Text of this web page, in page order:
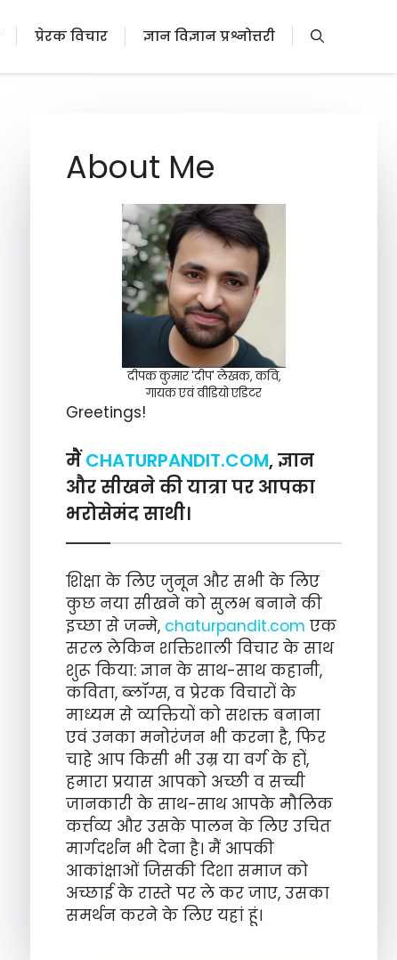
प्रेरक विचार ज्ञान विज्ञान प्रश्नोत्तरी
About Me
दीपक कुमार 'दीप' लेखक, कवि,
गायक एवं वीडियो एडिटर
Greetings!
मैं CHATURPANDIT.COM, ज्ञान
और सीखने की यात्रा पर आपका
भरोसेमंद साथी।
शिक्षा के लिए जुनून और सभी के लिए
कुछ नया सीखने को सुलभ बनाने की
इच्छा से जन्मे, chaturpandit.com एक
सरल लेकिन शक्तिशाली विचार के साथ
शुरू किया: ज्ञान के साथ-साथ कहानी,
कविता, ब्लॉग्स, व प्रेरक विचारों के
माध्यम से व्यक्तियों को सशक्त बनाना
एवं उनका मनोरंजन भी करना है, फिर
चाहे आप किसी भी उम्र या वर्ग के हों,
हमारा प्रयास आपको अच्छी व सच्ची
जानकारी के साथ-साथ आपके मौलिक
कर्त्तव्य और उसके पालन के लिए उचित
मार्गदर्शन भी देना है। मैं आपकी
आकांक्षाओं जिसकी दिशा समाज को
अच्छाई के रास्ते पर ले कर जाए, उसका
समर्थन करने के लिए यहां हूं।